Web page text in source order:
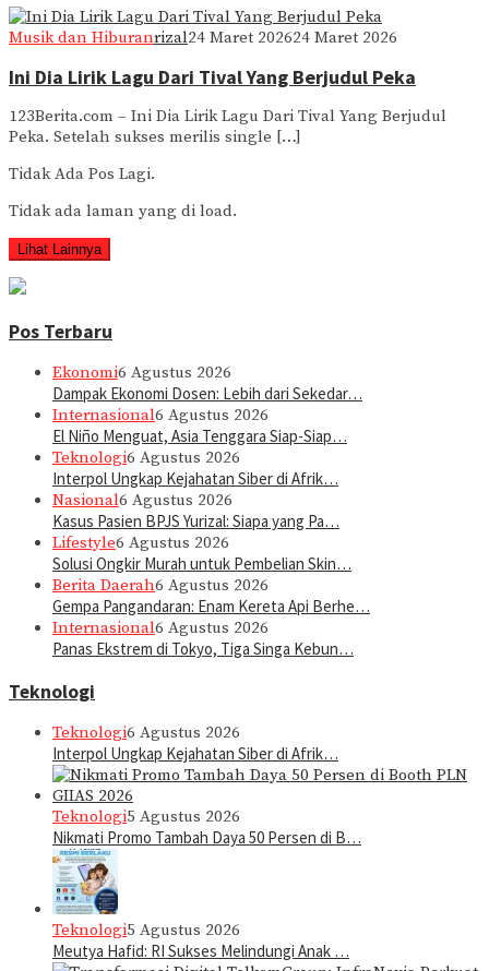
Musik dan Hiburanrizal24 Maret 202624 Maret 2026
Ini Dia Lirik Lagu Dari Tival Yang Berjudul Peka
123Berita.com – Ini Dia Lirik Lagu Dari Tival Yang Berjudul
Peka. Setelah sukses merilis single […]
Tidak Ada Pos Lagi.
Tidak ada laman yang di load.
Lihat Lainnya
Pos Terbaru
Ekonomi6 Agustus 2026
Dampak Ekonomi Dosen: Lebih dari Sekedar…
Internasional6 Agustus 2026
El Niño Menguat, Asia Tenggara Siap-Siap…
Teknologi6 Agustus 2026
Interpol Ungkap Kejahatan Siber di Afrik…
Nasional6 Agustus 2026
Kasus Pasien BPJS Yurizal: Siapa yang Pa…
Lifestyle6 Agustus 2026
Solusi Ongkir Murah untuk Pembelian Skin…
Berita Daerah6 Agustus 2026
Gempa Pangandaran: Enam Kereta Api Berhe…
Internasional6 Agustus 2026
Panas Ekstrem di Tokyo, Tiga Singa Kebun…
Teknologi
Teknologi6 Agustus 2026
Interpol Ungkap Kejahatan Siber di Afrik…
Teknologi5 Agustus 2026
Nikmati Promo Tambah Daya 50 Persen di B…
Teknologi5 Agustus 2026
Meutya Hafid: RI Sukses Melindungi Anak …